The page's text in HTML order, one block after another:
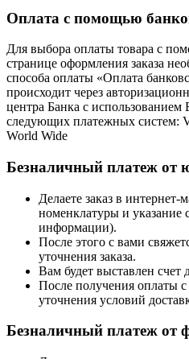
Оплата с помощью
Для выбора оплаты товара с
странице оформления заказа
способа оплаты «Оплата
происходит через
центра Банка с использованием
следующих платежных систем:
World Wide
Безналичный платеж от
Делаете заказ в
номенклатуры и указание
информации).
После этого с вами
уточнения заказа.
Вам будет выставлен счет
После получения оплаты
уточнения условий
Безналичный платеж от